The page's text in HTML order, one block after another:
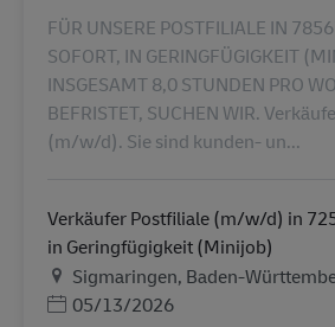
FÜR UNSERE POSTFILIALE IN
SOFORT, IN GERINGFÜGIGKEIT
INSGESAMT 8,0 STUNDEN PRO
BEFRISTET, SUCHEN WIR.
(m/w/d). Sie sind kunden- un...
Verkäufer Postfiliale (m/w/d) in
in Geringfügigkeit (Minijob)
Helyszín
Sigmaringen, Baden-
Posted Date
05/13/2026